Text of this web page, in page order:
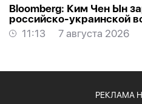
Bloomberg: Ким Чен Ын
российско-украинской
11:13
7 августа 2026
РЕКЛАМА